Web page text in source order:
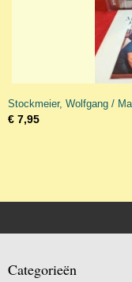
Stockmeier, Wolfgang /
€ 7,95
Categorieën